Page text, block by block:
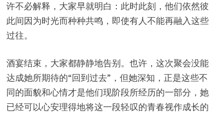
许不必解释，大家早就明白：此时此刻，他们依然彼
此间因为时光而种种共鸣，即使有人不能再融入这些
过往。
酒宴结束，大家都静静地告别。也许，这次聚会没能
达成她所期待的“回到过去”，但她深知，正是这些不
同的面貌和心情才是他们现阶段所经历的一部分，她
已经可以心安理得地将这一段轻叹的青春视作成长的